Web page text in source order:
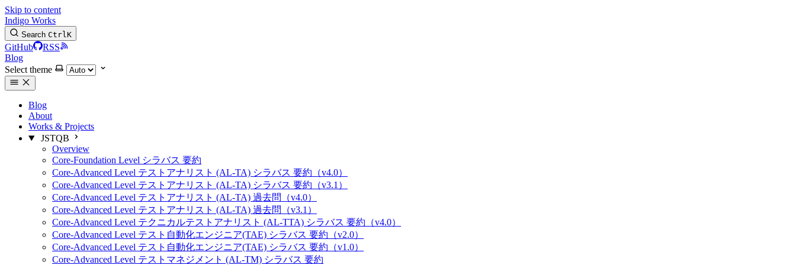
Skip to content
Indigo Works
Search CtrlK
GitHub
RSS
Blog
Select theme
Blog
About
Works & Projects
JSTQB
Overview
Core-Foundation Level シラバス 要約
Core-Advanced Level テストアナリスト (AL-TA) シラバス 要約（v4.0）
Core-Advanced Level テストアナリスト (AL-TA) シラバス 要約（v3.1）
Core-Advanced Level テストアナリスト (AL-TA) 過去問（v4.0）
Core-Advanced Level テストアナリスト (AL-TA) 過去問（v3.1）
Core-Advanced Level テクニカルテストアナリスト (AL-TTA) シラバス 要約（v4.0）
Core-Advanced Level テスト自動化エンジニア(TAE) シラバス 要約（v2.0）
Core-Advanced Level テスト自動化エンジニア(TAE) シラバス 要約（v1.0）
Core-Advanced Level テストマネジメント (AL-TM) シラバス 要約